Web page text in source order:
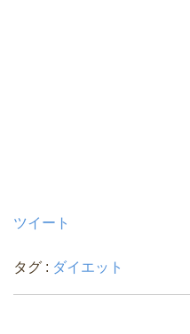
ツイート
タグ : ダイエット